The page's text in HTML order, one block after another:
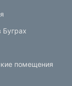
Буграх
помещения